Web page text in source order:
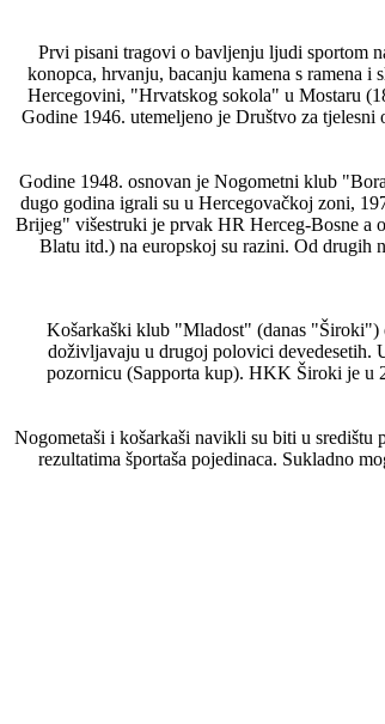
Prvi pisani tragovi o bavljenju ljudi sportom
konopca, hrvanju, bacanju kamena s ramena
Hercegovini, "Hrvatskog sokola" u Mostaru
Godine 1946. utemeljeno je Društvo za
Godine 1948. osnovan je Nogometni klub
dugo godina igrali su u Hercegovačkoj zoni,
Brijeg" višestruki je prvak HR Herceg-Bosne a
Blatu itd.) na europskoj su razini. Od
Košarkaški klub "Mladost" (danas "Široki")
doživljavaju u drugoj polovici devedesetih.
pozornicu (Sapporta kup). HKK Široki je u
Nogometaši i košarkaši navikli su biti u
rezultatima športaša pojedinaca. Sukladno